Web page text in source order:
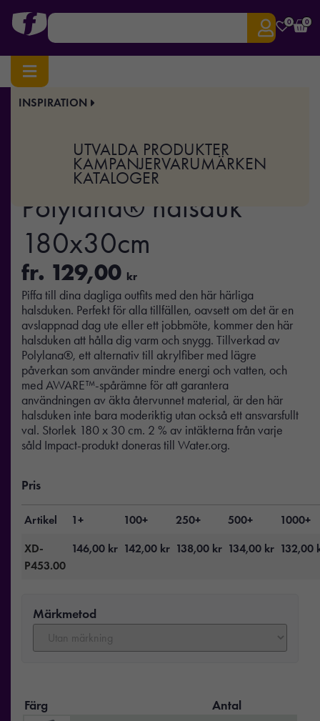
0 0
INSPIRATION
UTVALDA PRODUKTER
KAMPANJERVARUMÄRKEN
KATALOGER
Hem/Övrigt/ Elles AWARE™ Polylana® halsduk 180x30cm
Elles AWARE™
Polylana® halsduk
180x30cm
fr. 129,00 kr
Piffa till dina dagliga outfits med den här härliga
halsduken. Perfekt för alla tillfällen, oavsett om det är en
avslappnad dag ute eller ett jobbmöte, kommer den här
halsduken att hålla dig varm och snygg. Tillverkad av
Polylana®, ett alternativ till akrylfiber med lägre
påverkan som använder mindre energi och vatten, och
med AWARE™-spårämne för att garantera
användningen av äkta återvunnet material, är den här
halsduken inte bara moderiktig utan också ett ansvarsfullt
val. Storlek 180 x 30 cm. 2 % av intäkterna från varje
såld Impact-produkt doneras till Water.org.
Pris
Artikel 1+ 100+ 250+ 500+
1000+
XD-
P453.00
146,00 kr 142,00 kr 138,00 kr 134,00 kr 132,00
Märkmetod
Färg Antal